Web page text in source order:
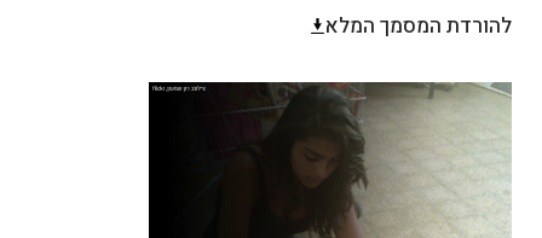
להורדת המסמך המלא